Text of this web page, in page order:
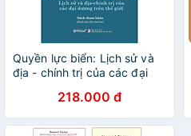
Quyền lực biển: Lịch sử và
địa - chính trị của các đại
tham khảo) (Xuất bản lần
thứ hai) (CUON)
218.000 đ